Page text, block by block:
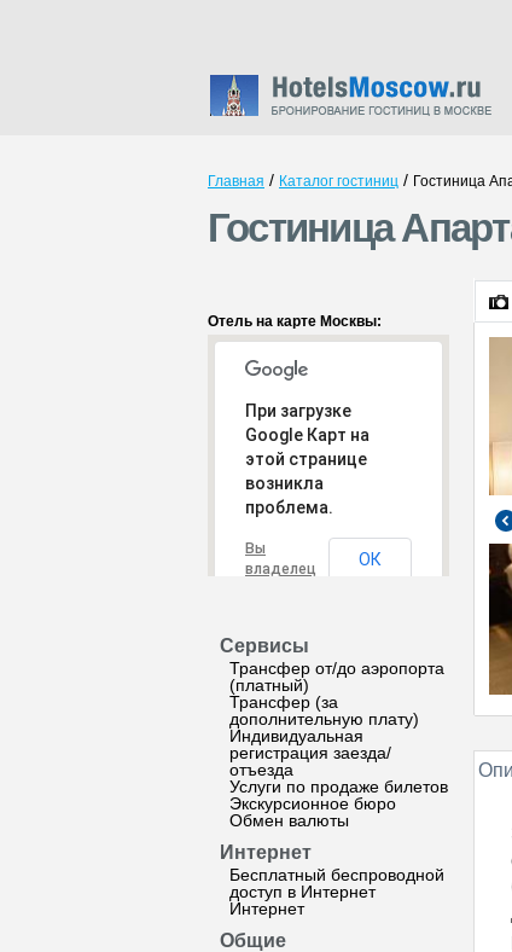
Главная / Каталог гостиниц / Гостиница
Гостиница
Отель на карте Москвы:
При загрузке
Google Карт на
этой странице
возникла
проблема.
Вы
владелец
ОК
Сервисы
Трансфер от/до аэропорта
(платный)
Трансфер (за
дополнительную плату)
Индивидуальная
регистрация заезда/
отъезда
Услуги по продаже билетов
Экскурсионное бюро
Обмен валюты
Интернет
Бесплатный беспроводной
доступ в Интернет
Интернет
Общие